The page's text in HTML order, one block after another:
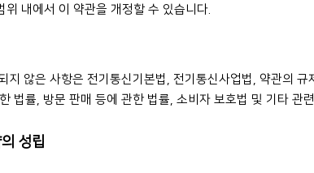
위 내에서 이 약관을 개정할 수 있습니다.
지 않은 사항은 전기통신기본법, 전기통신사업법, 약관의 규
법률, 방문 판매 등에 관한 법률, 소비자 보호법 및 기타 관
성립